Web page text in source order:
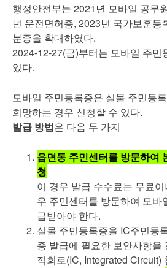
행정안전부는 2021년 모바일 공무
년 운전면허증, 2023년 국가보훈등
분증을 확대하였다.
2024-12-27(금)부터는 모바일 주민
있다.
모바일 주민등록증은 실물 주민등
희망하는 경우 신청할 수 있다.
발급 방법은 다음 두 가지
읍면동 주민센터를 방문하여
청
이 경우 발급 수수료는 무료
우 주민센터를 방문하여 모바
급받아야 한다.
실물 주민등록증을 IC주민등
증 발급에 필요한 보안사항을
적회로(IC, Integrated Circuit)